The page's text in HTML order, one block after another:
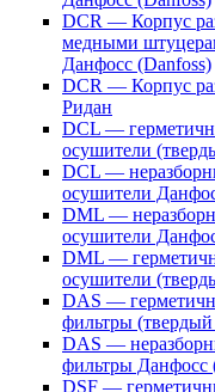
DCR — Корпус
медными
Данфосс (Danfoss)
DCR — Корпус
Ридан
DCL —
осушители
DCL —
осушители
DML —
осушители
DML —
осушители
DAS —
фильтры
DAS —
фильтры Данфосс
DSF —